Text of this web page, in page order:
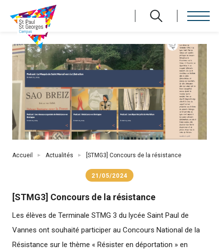
contenu
principal
Fil
Accueil Actualités [STMG3] Concours de la résistance
21/05/2024
[STMG3] Concours de la résistance
Les élèves de Terminale STMG 3 du lycée Saint Paul de
Vannes ont souhaité participer au Concours National de la
Résistance sur le thème « Résister en déportation » en